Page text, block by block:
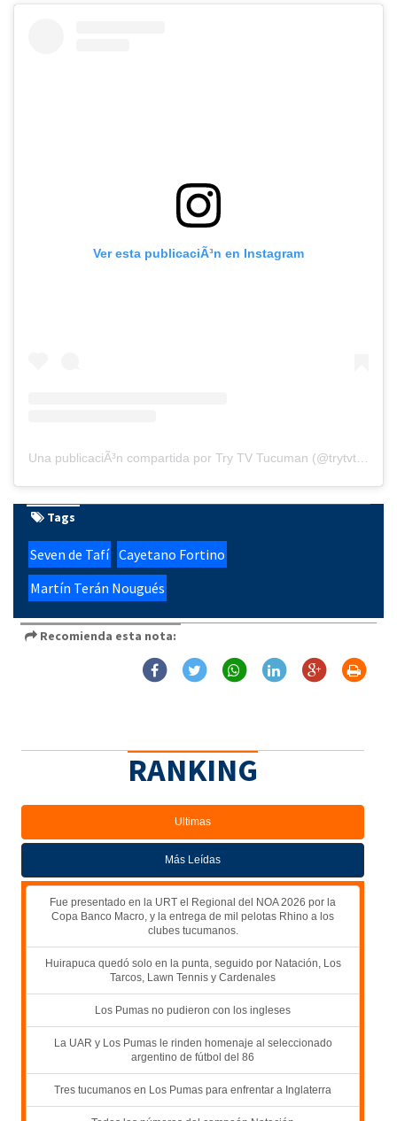
Ver esta publicaciÃ³n en Instagram
Tags
Seven de Tafí Cayetano Fortino
Martín Terán Nougués
Recomienda esta nota:
RANKING
Ultimas
Más Leídas
Fue presentado en la URT el Regional del NOA 2026 por la
Copa Banco Macro, y la entrega de mil pelotas Rhino a los
clubes tucumanos.
Huirapuca quedó solo en la punta, seguido por Natación, Los
Tarcos, Lawn Tennis y Cardenales
Los Pumas no pudieron con los ingleses
La UAR y Los Pumas le rinden homenaje al seleccionado
argentino de fútbol del 86
Tres tucumanos en Los Pumas para enfrentar a Inglaterra